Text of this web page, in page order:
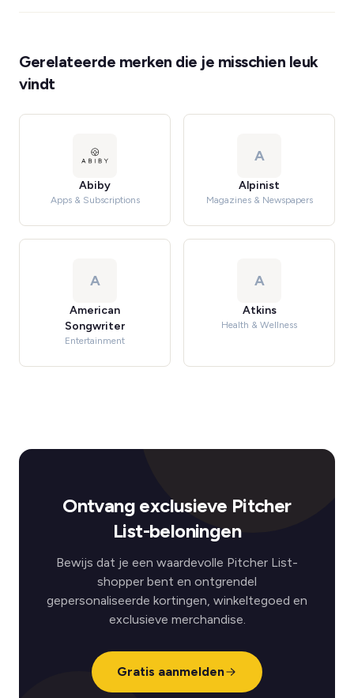
Gerelateerde merken die je misschien leuk
vindt
Abiby
Apps & Subscriptions
A
Alpinist
Magazines & Newspapers
A
American
Songwriter
Entertainment
A
Atkins
Health & Wellness
Ontvang exclusieve Pitcher
List-beloningen
Bewijs dat je een waardevolle Pitcher List-
shopper bent en ontgrendel
gepersonaliseerde kortingen, winkeltegoed en
exclusieve merchandise.
Gratis aanmelden